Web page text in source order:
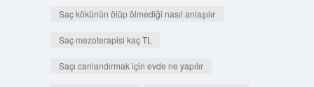
Saç kökünün ölüp ölmediği nasıl anlaşılır
Saç mezoterapisi kaç TL
Saçı canlandırmak için evde ne yapılır